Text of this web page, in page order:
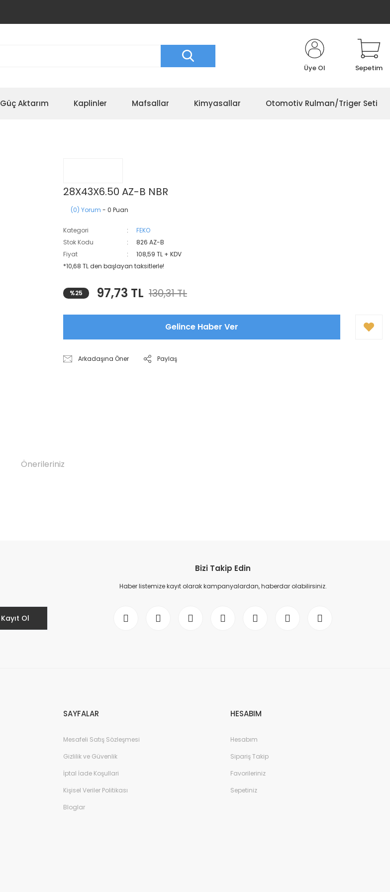
Üye Ol Sepetim
Güç Aktarım Kaplinler Mafsallar Kimyasallar Otomotiv Rulman/Triger Seti
28X43X6.50 AZ-B NBR
(0) Yorum - 0 Puan
Kategori
FEKO
Stok Kodu
826 AZ-B
Fiyat
108,59 TL + KDV
*10,68 TL den başlayan taksitlerle!
%25 97,73 TL 130,31 TL
Gelince Haber Ver
Arkadaşına Öner Paylaş
Önerileriniz
Kayıt Ol
Bizi Takip Edin
Haber listemize kayıt olarak kampanyalardan, haberdar olabilirsiniz.
SAYFALAR
Mesafeli Satış Sözleşmesi
Gizlilik ve Güvenlik
İptal İade Koşullari
Kişisel Veriler Politikası
Bloglar
HESABIM
Hesabım
Sipariş Takip
Favorileriniz
Sepetiniz